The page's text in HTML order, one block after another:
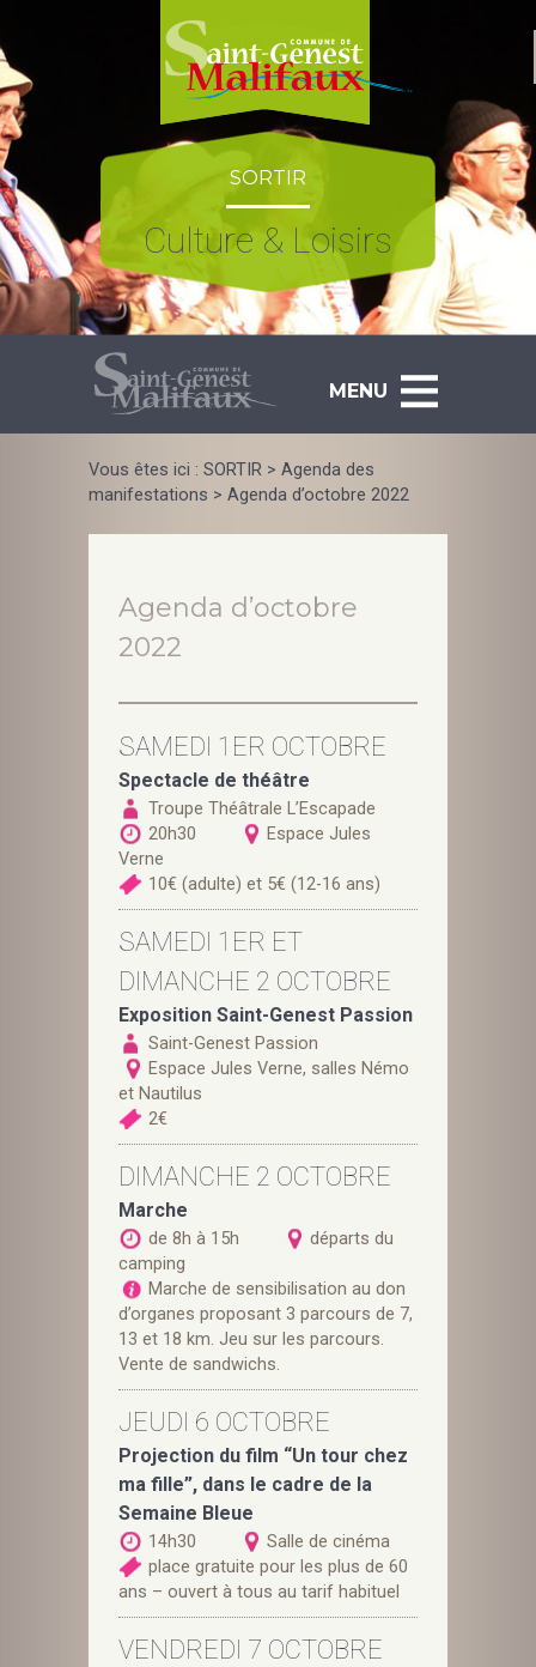
to
content
SORTIR
Culture & Loisirs
MENU
Vous êtes ici : SORTIR > Agenda des
manifestations > Agenda d’octobre 2022
Agenda d’octobre
2022
SAMEDI 1ER OCTOBRE
Spectacle de théâtre
Troupe Théâtrale L’Escapade
20h30
Espace Jules
Verne
10€ (adulte) et 5€ (12-16 ans)
SAMEDI 1ER ET
DIMANCHE 2 OCTOBRE
Exposition Saint-Genest Passion
Saint-Genest Passion
Espace Jules Verne, salles Némo
et Nautilus
2€
DIMANCHE 2 OCTOBRE
Marche
de 8h à 15h
départs du
camping
Marche de sensibilisation au don
d’organes proposant 3 parcours de 7,
13 et 18 km. Jeu sur les parcours.
Vente de sandwichs.
JEUDI 6 OCTOBRE
Projection du film “Un tour chez
ma fille”, dans le cadre de la
Semaine Bleue
14h30
Salle de cinéma
place gratuite pour les plus de 60
ans – ouvert à tous au tarif habituel
VENDREDI 7 OCTOBRE